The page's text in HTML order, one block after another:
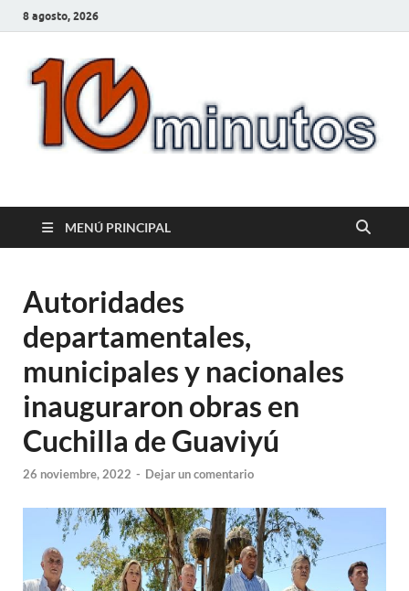
8 agosto, 2026
10minutos.com.uy
MENÚ PRINCIPAL
Autoridades
departamentales,
municipales y nacionales
inauguraron obras en
Cuchilla de Guaviyú
26 noviembre, 2022 - Dejar un comentario